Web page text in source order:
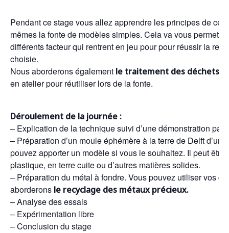
Pendant ce stage vous allez apprendre les principes de
mêmes la fonte de modèles simples. Cela va vous
différents facteur qui rentrent en jeu pour pour réussir la
choisie.
Nous aborderons également le traitement des déchets
en atelier pour réutiliser lors de la fonte.
Déroulement de la journée :
– Explication de la technique suivi d’une démonstration par
– Préparation d’un moule éphémère à la terre de Delft
pouvez apporter un modèle si vous le souhaitez. Il peut être
plastique, en terre cuite ou d’autres matières solides.
– Préparation du métal à fondre. Vous pouvez utiliser vos
aborderons le recyclage des métaux précieux.
– Analyse des essais
– Expérimentation libre
– Conclusion du stage